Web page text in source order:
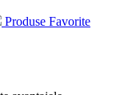
Produse Favorite